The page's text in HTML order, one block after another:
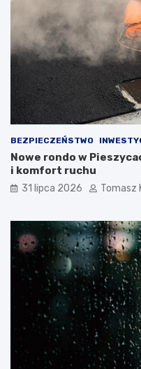
BEZPIECZEŃSTWO
Nowe rondo w
i komfort ruchu
31 lipca 2026 Tomasz